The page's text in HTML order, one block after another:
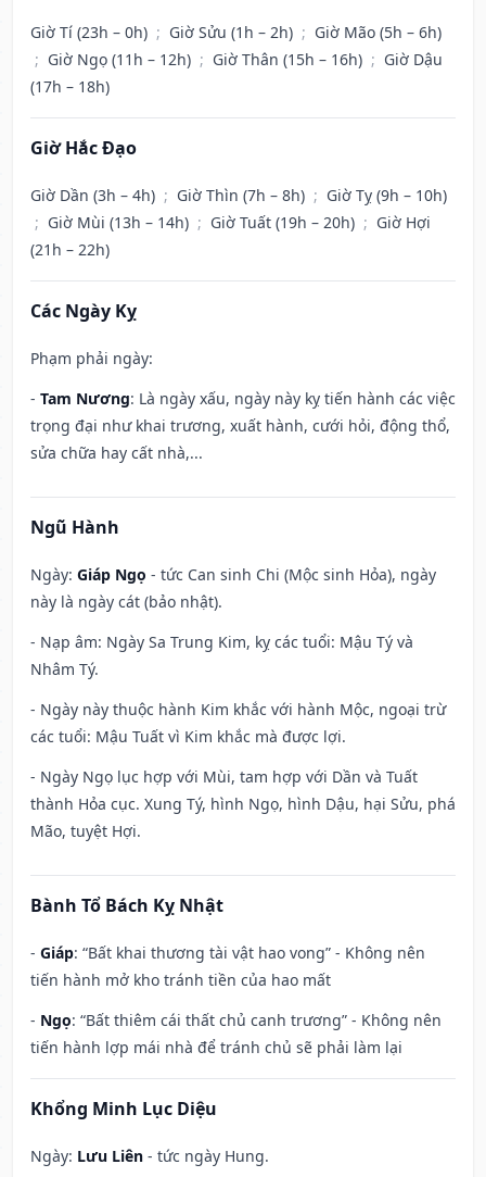
Giờ Tí (23h – 0h) ; Giờ Sửu (1h – 2h) ; Giờ Mão (5h – 6h)
; Giờ Ngọ (11h – 12h) ; Giờ Thân (15h – 16h) ; Giờ Dậu
(17h – 18h)
Giờ Hắc Đạo
Giờ Dần (3h – 4h) ; Giờ Thìn (7h – 8h) ; Giờ Tỵ (9h – 10h)
; Giờ Mùi (13h – 14h) ; Giờ Tuất (19h – 20h) ; Giờ Hợi
(21h – 22h)
Các Ngày Kỵ
Phạm phải ngày:
- Tam Nương: Là ngày xấu, ngày này kỵ tiến hành các việc
trọng đại như khai trương, xuất hành, cưới hỏi, động thổ,
sửa chữa hay cất nhà,...
Ngũ Hành
Ngày: Giáp Ngọ - tức Can sinh Chi (Mộc sinh Hỏa), ngày
này là ngày cát (bảo nhật).
- Nạp âm: Ngày Sa Trung Kim, kỵ các tuổi: Mậu Tý và
Nhâm Tý.
- Ngày này thuộc hành Kim khắc với hành Mộc, ngoại trừ
các tuổi: Mậu Tuất vì Kim khắc mà được lợi.
- Ngày Ngọ lục hợp với Mùi, tam hợp với Dần và Tuất
thành Hỏa cục. Xung Tý, hình Ngọ, hình Dậu, hại Sửu, phá
Mão, tuyệt Hợi.
Bành Tổ Bách Kỵ Nhật
- Giáp: “Bất khai thương tài vật hao vong” - Không nên
tiến hành mở kho tránh tiền của hao mất
- Ngọ: “Bất thiêm cái thất chủ canh trương” - Không nên
tiến hành lợp mái nhà để tránh chủ sẽ phải làm lại
Khổng Minh Lục Diệu
Ngày: Lưu Liên - tức ngày Hung.